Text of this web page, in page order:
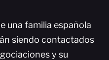
una familia española
siendo contactados
y su